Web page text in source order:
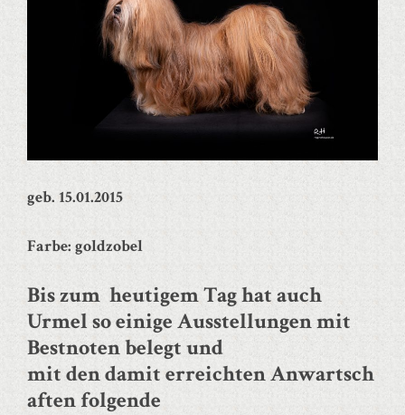
geb. 15.01.2015
Farbe: goldzobel
Bis zum heutigem Tag hat auch
Urmel so einige Ausstellungen mit
Bestnoten belegt und
mit den damit erreichten Anwartsch
aften folgende